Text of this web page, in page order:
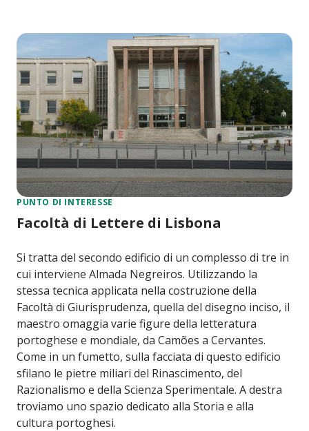
PUNTO DI INTERESSE
Facoltà di Lettere di Lisbona
Si tratta del secondo edificio di un complesso di tre in
cui interviene Almada Negreiros. Utilizzando la
stessa tecnica applicata nella costruzione della
Facoltà di Giurisprudenza, quella del disegno inciso, il
maestro omaggia varie figure della letteratura
portoghese e mondiale, da Camões a Cervantes.
Come in un fumetto, sulla facciata di questo edificio
sfilano le pietre miliari del Rinascimento, del
Razionalismo e della Scienza Sperimentale. A destra
troviamo uno spazio dedicato alla Storia e alla
cultura portoghesi.